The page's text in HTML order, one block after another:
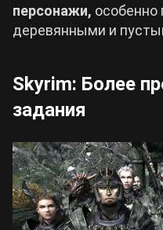
персонажи, особенно
деревянными и
Skyrim: Более
задания